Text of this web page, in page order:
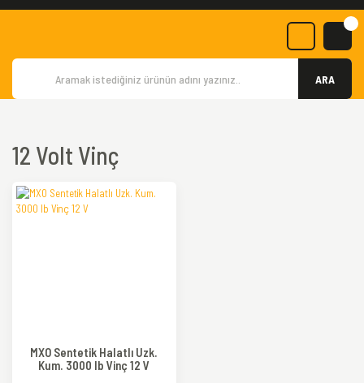
ARA
12 Volt Vinç
MXO Sentetik Halatlı Uzk.
Kum. 3000 lb Vinç 12 V